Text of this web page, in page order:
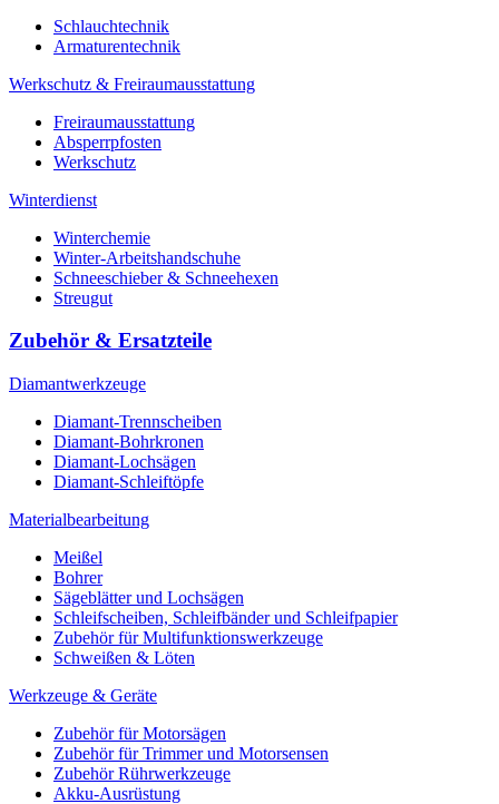
Schlauchtechnik
Armaturentechnik
Werkschutz & Freiraumausstattung
Freiraumausstattung
Absperrpfosten
Werkschutz
Winterdienst
Winterchemie
Winter-Arbeitshandschuhe
Schneeschieber & Schneehexen
Streugut
Zubehör & Ersatzteile
Diamantwerkzeuge
Diamant-Trennscheiben
Diamant-Bohrkronen
Diamant-Lochsägen
Diamant-Schleiftöpfe
Materialbearbeitung
Meißel
Bohrer
Sägeblätter und Lochsägen
Schleifscheiben, Schleifbänder und Schleifpapier
Zubehör für Multifunktionswerkzeuge
Schweißen & Löten
Werkzeuge & Geräte
Zubehör für Motorsägen
Zubehör für Trimmer und Motorsensen
Zubehör Rührwerkzeuge
Akku-Ausrüstung